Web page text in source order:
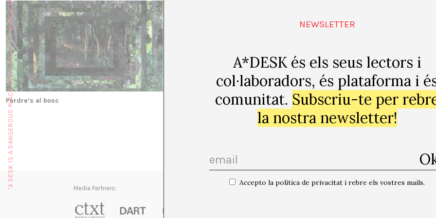
Perdre’s al bosc
Media Partners:
NEWSLETTER
A*DESK és els seus lectors i
col·laboradors, és plataforma i
comunitat. Subscriu-te per
la nostra newsletter!
Accepto la política de privacitat i rebre els vostres mails.